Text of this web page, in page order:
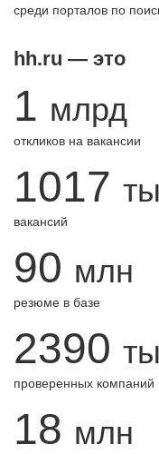
среди порталов по
hh.ru — это
1 млрд
откликов на вакансии
1017
вакансий
90 млн
резюме в базе
2390
проверенных компаний
18 млн